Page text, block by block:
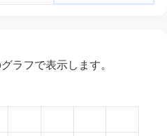
ラフで表示します。